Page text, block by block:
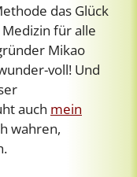
das Glück
für alle
Mikao
voll! Und
auch mein
wahren,